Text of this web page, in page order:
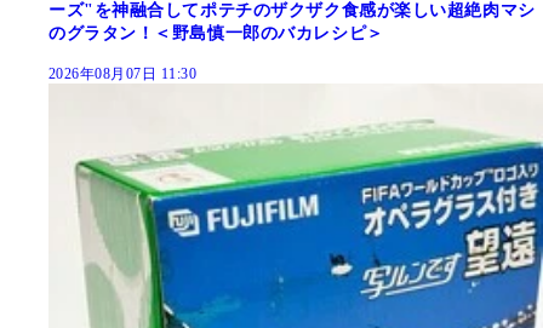
ーズ"を神融合してポテチのザクザク食感が楽しい超絶肉マシ
のグラタン！＜野島慎一郎のバカレシピ＞
2026年08月07日 11:30